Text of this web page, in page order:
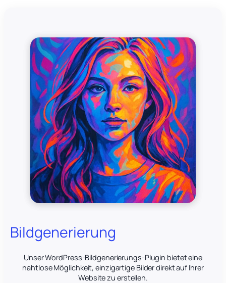
Bildgenerierung
Unser WordPress-Bildgenerierungs-Plugin bietet eine
nahtlose Möglichkeit, einzigartige Bilder direkt auf Ihrer
Website zu erstellen.